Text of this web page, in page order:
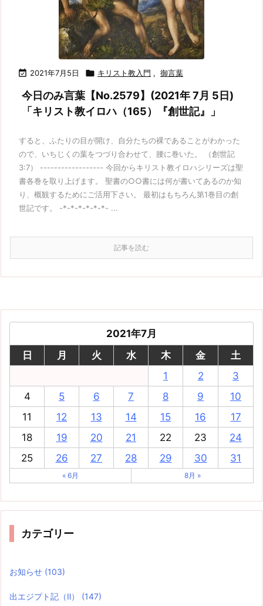
 2021年7月5日  キリスト教入門 , 御言葉
今日のみ言葉【No.2579】(2021年 7月 5日)
「キリスト教イロハ（165）『創世記』」
すると、ふたりの目が開け、自分たちの裸であることがわかった
ので、いちじくの葉をつづり合わせて、腰に巻いた。 （創世記
3:7） ------------------ 今回からキリスト教イロハシリーズは聖
書各巻を取り上げます。 聖書の○○書には何が書いてあるのか知
り、概観するためにご活用下さい。 最初はもちろん第1巻目の創
世記です。 -*-*-*-*-*-*- ...
記事を読む
2021年7月
日
月 火 水 木 金
土
1
2
3
4
5 6 7 8 9
10
11
12 13 14 15 16
17
18
19 20 21 22 23
24
25
26 27 28 29 30 31
« 6月 8月 »
カテゴリー
お知らせ (103)
出エジプト記（Ⅱ） (147)